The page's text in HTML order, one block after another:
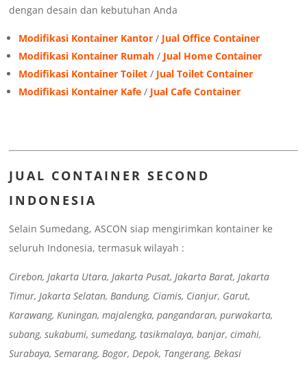
dengan desain dan kebutuhan Anda
Modifikasi Kontainer Kantor / Jual Office Container
Modifikasi Kontainer Rumah / Jual Home Container
Modifikasi Kontainer Toilet / Jual Toilet Container
Modifikasi Kontainer Kafe / Jual Cafe Container
JUAL CONTAINER SECOND
INDONESIA
Selain Sumedang, ASCON siap mengirimkan kontainer ke
seluruh Indonesia, termasuk wilayah :
Cirebon, Jakarta Utara, Jakarta Pusat, Jakarta Barat, Jakarta
Timur, Jakarta Selatan, Bandung, Ciamis, Cianjur, Garut,
Karawang, Kuningan, majalengka, pangandaran, purwakarta,
subang, sukabumi, sumedang, tasikmalaya, banjar, cimahi,
Surabaya, Semarang, Bogor, Depok, Tangerang, Bekasi